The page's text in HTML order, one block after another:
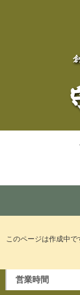
このページは作成中で
営業時間